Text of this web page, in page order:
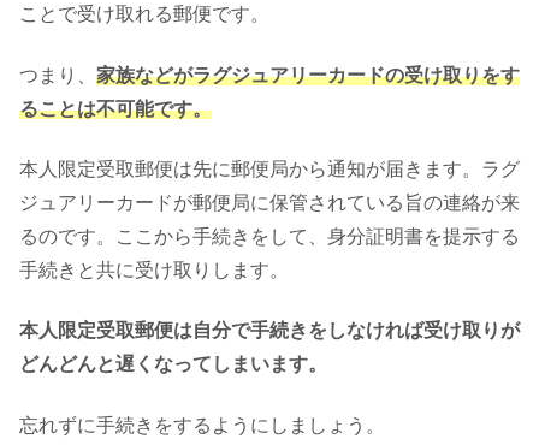
ことで受け取れる郵便です。
つまり、 家族などがラグジュアリーカードの受け取りをす
ることは不可能です。
本人限定受取郵便は先に郵便局から通知が届きます。ラグ
ジュアリーカードが郵便局に保管されている旨の連絡が来
るのです。ここから手続きをして、身分証明書を提示する
手続きと共に受け取りします。
本人限定受取郵便は自分で手続きをしなければ受け取りが
どんどんと遅くなってしまいます。
忘れずに手続きをするようにしましょう。